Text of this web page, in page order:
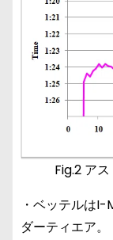
Fig.2 ア
・ベッテルは
ダーティエア。